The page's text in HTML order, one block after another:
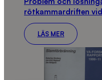
rötkammardriften
LÄS MER